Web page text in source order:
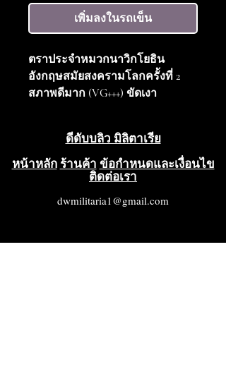
เพิ่มลงในรถเข็น
ตราประจำหมวกนาวิกโยธิน
อังกฤษสมัยสงครามโลกครั้งที่ 2
สภาพดีมาก (VG+++) ขัดเงา
ดีดับบลิว มิลิตาเรีย
หน้าหลัก ร้านค้า ข้อกำหนดและเงื่อนไข
ติดต่อเรา
dwmilitaria1@gmail.com